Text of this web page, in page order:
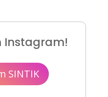
Instagram!
SINTIK